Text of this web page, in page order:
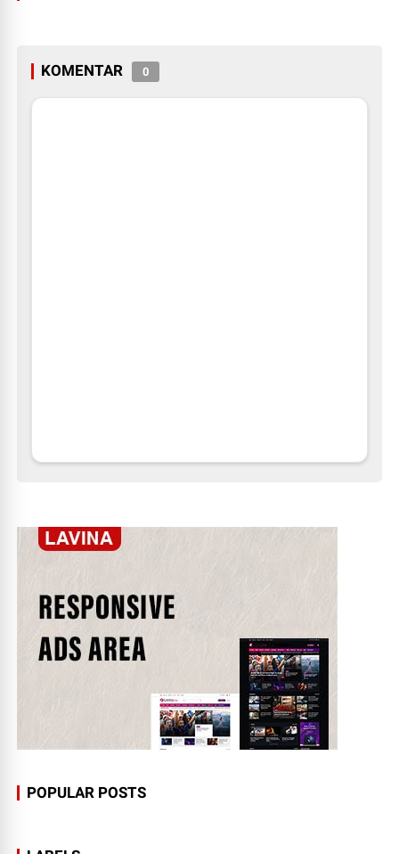
KOMENTAR 0
POPULAR POSTS